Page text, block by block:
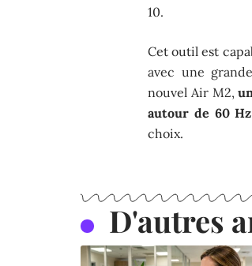
10.
Cet outil est
avec une
nouvel Air M2,
autour de 60 Hz
choix.
D'autres